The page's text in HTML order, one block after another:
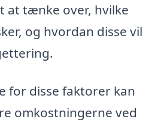
tænke over, hvilke
og hvordan disse vil
for disse faktorer kan
omkostningerne ved